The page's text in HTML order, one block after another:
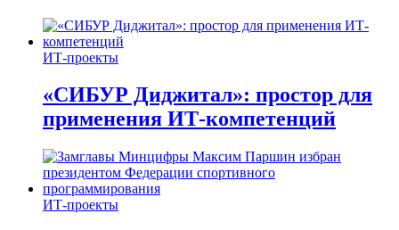
ИТ-проекты
«СИБУР Диджитал»: простор для
применения ИТ-компетенций
ИТ-проекты